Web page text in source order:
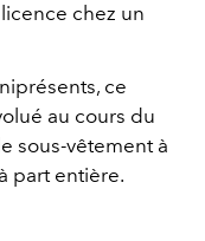
chez un
ce
au cours du
sous-vêtement à
part entière.